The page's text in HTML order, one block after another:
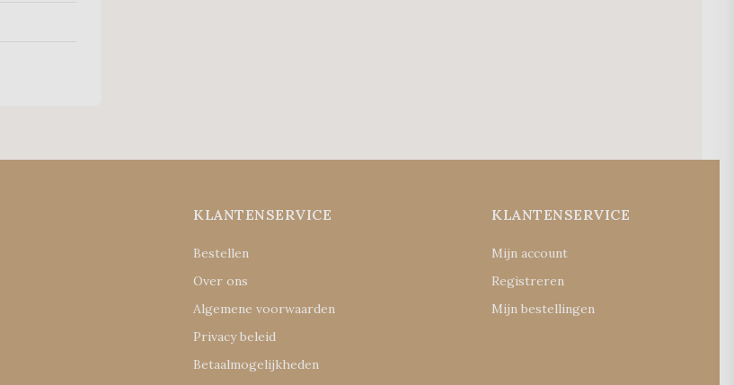
KLANTENSERVICE
Bestellen
Over ons
Algemene voorwaarden
Privacy beleid
Betaalmogelijkheden
KLANTENSERVICE
Mijn account
Registreren
Mijn bestellingen